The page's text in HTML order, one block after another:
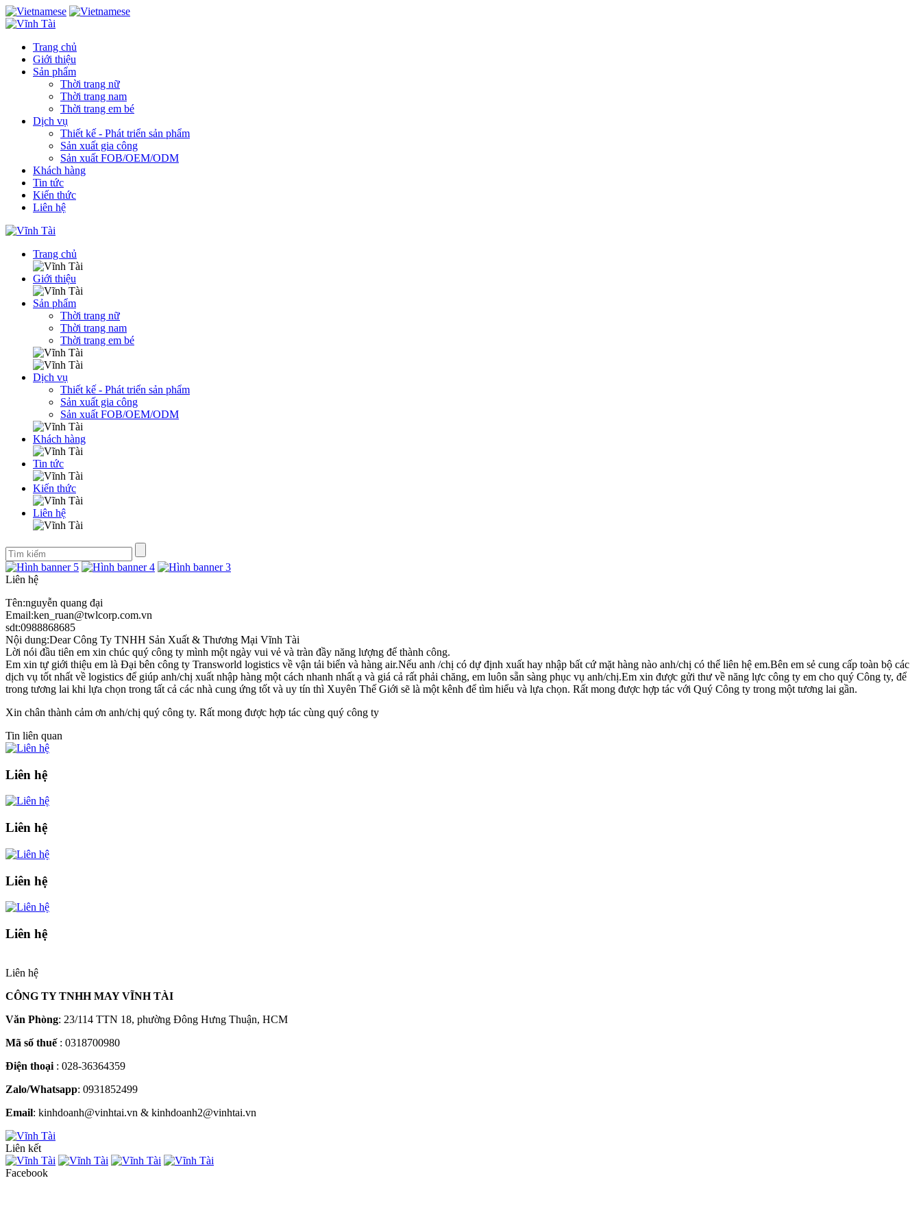
Trang chủ
Giới thiệu
Sản phẩm
Thời trang nữ
Thời trang nam
Thời trang em bé
Dịch vụ
Thiết kế - Phát triển sản phẩm
Sản xuất gia công
Sản xuất FOB/OEM/ODM
Khách hàng
Tin tức
Kiến thức
Liên hệ
Trang chủ
Giới thiệu
Sản phẩm
Thời trang nữ
Thời trang nam
Thời trang em bé
Dịch vụ
Thiết kế - Phát triển sản phẩm
Sản xuất gia công
Sản xuất FOB/OEM/ODM
Khách hàng
Tin tức
Kiến thức
Liên hệ
Liên hệ
Tên:nguyễn quang đại
Email:ken_ruan@twlcorp.com.vn
sdt:0988868685
Nội dung:Dear Công Ty TNHH Sản Xuất & Thương Mại Vĩnh Tài
Lời nói đầu tiên em xin chúc quý công ty mình một ngày vui vẻ và tràn đầy năng lượng để thành công.
Em xin tự giới thiệu em là Đại bên công ty Transworld logistics về vận tải biển và hàng air.Nếu anh /chị có dự định xuất hay nhập bất cứ mặt hàng nào anh/chị có thể liên hệ em.Bên em sẻ cung cấp toàn bộ các
dịch vụ tốt nhất về logistics để giúp anh/chị xuất nhập hàng một cách nhanh nhất ạ và giá cả rất phải chăng, em luôn sẵn sàng phục vụ anh/chị.Em xin được gửi thư về năng lực công ty em cho quý Công ty, để
trong tương lai khi lựa chọn trong tất cả các nhà cung ứng tốt và uy tín thì Xuyên Thế Giới sẽ là một kênh để tìm hiểu và lựa chọn. Rất mong được hợp tác với Quý Công ty trong một tương lai gần.
Xin chân thành cảm ơn anh/chị quý công ty. Rất mong được hợp tác cùng quý công ty
Tin liên quan
Liên hệ
Liên hệ
Liên hệ
Liên hệ
Liên hệ
CÔNG TY TNHH MAY VĨNH TÀI
Văn Phòng: 23/114 TTN 18, phường Đông Hưng Thuận, HCM
Mã số thuế : 0318700980
Điện thoại : 028-36364359
Zalo/Whatsapp: 0931852499
Email: kinhdoanh@vinhtai.vn & kinhdoanh2@vinhtai.vn
Liên kết
Facebook